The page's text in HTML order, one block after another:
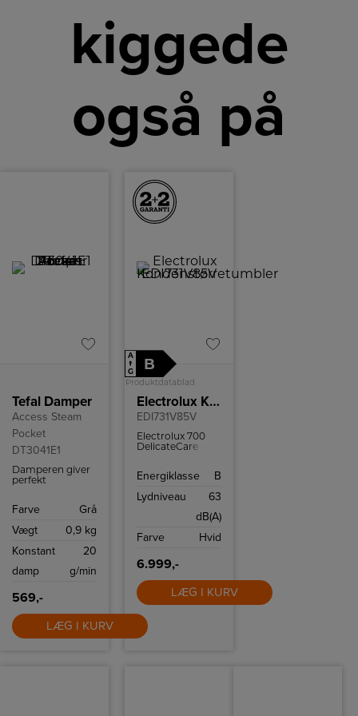
kiggede
også på
Tefal Damper
Access Steam
Pocket
DT3041E1
Damperen giver
perfekt
på alle stoffer.
Farve
Grå
Vægt
0,9 kg
Konstant
damp
20
g/min
569,-
LÆG I KURV
A
↑
G
B
Produktdatablad
Electrolux Kondenstørretumbler
EDI731V85V
Electrolux 700
DelicateCare
varmepumpeteknologi
Perfekt tørring til
Energiklasse
B
Lydniveau
63
dB(A)
Farve
Hvid
6.999,-
LÆG I KURV